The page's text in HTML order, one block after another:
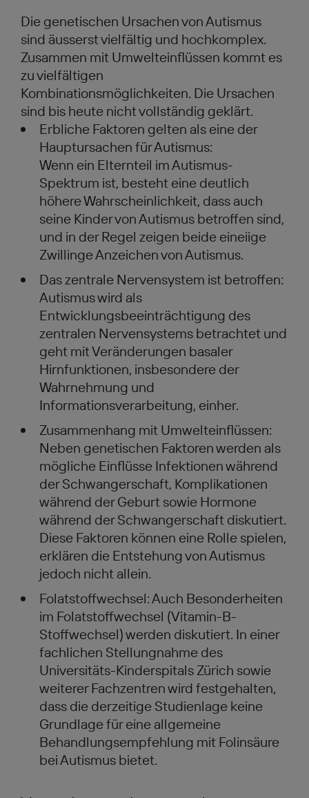
Die genetischen Ursachen von Autismus
sind äusserst vielfältig und hochkomplex.
Zusammen mit Umwelteinflüssen kommt es
zu vielfältigen
Kombinationsmöglichkeiten. Die Ursachen
sind bis heute nicht vollständig geklärt.
Erbliche Faktoren gelten als eine der
Hauptursachen für Autismus:
Wenn ein Elternteil im Autismus-
Spektrum ist, besteht eine deutlich
höhere Wahrscheinlichkeit, dass auch
seine Kinder von Autismus betroffen sind,
und in der Regel zeigen beide eineiige
Zwillinge Anzeichen von Autismus.
Das zentrale Nervensystem ist betroffen:
Autismus wird als
Entwicklungsbeeinträchtigung des
zentralen Nervensystems betrachtet und
geht mit Veränderungen basaler
Hirnfunktionen, insbesondere der
Wahrnehmung und
Informationsverarbeitung, einher.
Zusammenhang mit Umwelteinflüssen:
Neben genetischen Faktoren werden als
mögliche Einflüsse Infektionen während
der Schwangerschaft, Komplikationen
während der Geburt sowie Hormone
während der Schwangerschaft diskutiert.
Diese Faktoren können eine Rolle spielen,
erklären die Entstehung von Autismus
jedoch nicht allein.
Folatstoffwechsel: Auch Besonderheiten
im Folatstoffwechsel (Vitamin-B-
Stoffwechsel) werden diskutiert. In einer
fachlichen Stellungnahme des
Universitäts-Kinderspitals Zürich sowie
weiterer Fachzentren wird festgehalten,
dass die derzeitige Studienlage keine
Grundlage für eine allgemeine
Behandlungsempfehlung mit Folinsäure
bei Autismus bietet.